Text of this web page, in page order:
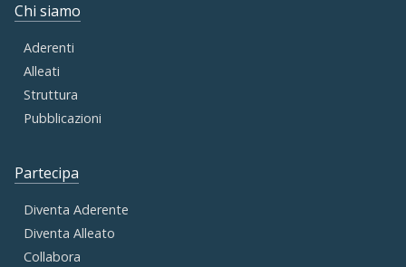
Chi siamo
Aderenti
Alleati
Struttura
Pubblicazioni
Partecipa
Diventa Aderente
Diventa Alleato
Collabora